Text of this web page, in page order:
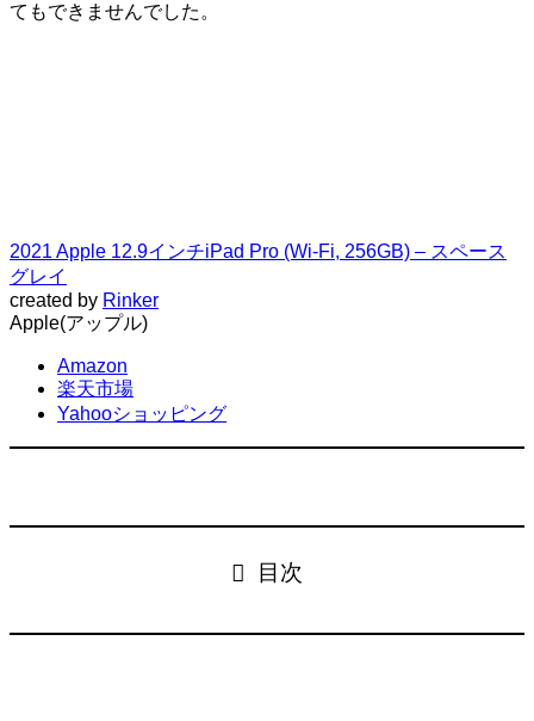
てもできませんでした。
2021 Apple 12.9インチiPad Pro (Wi-Fi, 256GB) – スペース
グレイ
created by Rinker
Apple(アップル)
Amazon
楽天市場
Yahooショッピング
目次